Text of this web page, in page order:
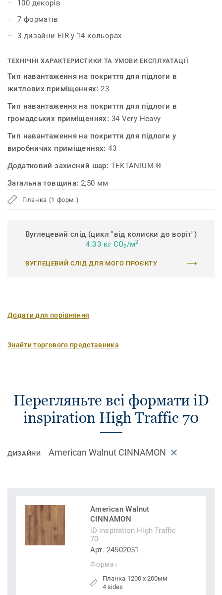
100 декорів
7 форматів
3 дизайни EiR у 14 кольорах
ТЕХНІЧНІ ХАРАКТЕРИСТИКИ ТА УМОВИ ЕКСПЛУАТАЦІЇ
Тип навантаження на покриття для підлоги в
житлових приміщеннях:23
Тип навантаження на покриття для підлоги в
громадських приміщеннях: 34 Very Heavy
Тип навантаження на покриття для підлоги у
виробничих приміщеннях:43
Додатковий захисний шар: TEKTANIUM ®
Загальна товщина: 2,50 мм
Планка (1 форм.)
Вуглецевий слід (цикл "від колиски до воріт")
4.33 кг CO2/м2
ВУГЛЕЦЕВИЙ СЛІД ДЛЯ МОГО ПРОЄКТУ
Додати для порівняння
Знайти торгового представника
Перегляньте всі формати iD
inspiration High Traffic 70
ДИЗАЙНИ American Walnut CINNAMON
American Walnut
CINNAMON
iD inspiration High Traffic
70
Арт. 24502051
Формат
Планка 1200 x 200мм
4 sides